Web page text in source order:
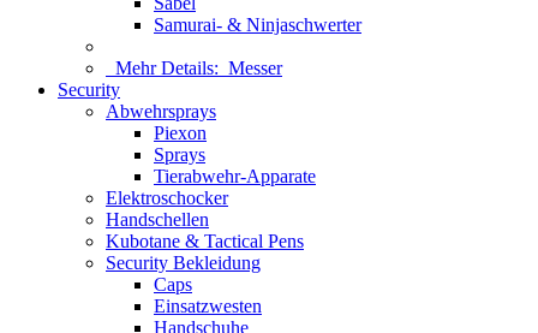
Samurai- & Ninjaschwerter
Mehr Details: Messer
Security
Abwehrsprays
Piexon
Sprays
Tierabwehr-Apparate
Elektroschocker
Handschellen
Kubotane & Tactical Pens
Security Bekleidung
Caps
Einsatzwesten
Handschuhe